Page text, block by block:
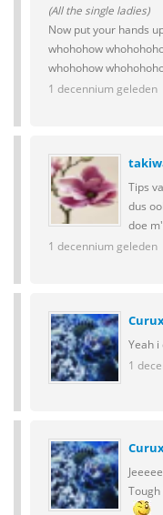
(All the single ladies)
Now put your hands
whohohow
whohohow
1 decennium geleden
Tips
dus
doe
1 decennium geleden
Yeah i
1